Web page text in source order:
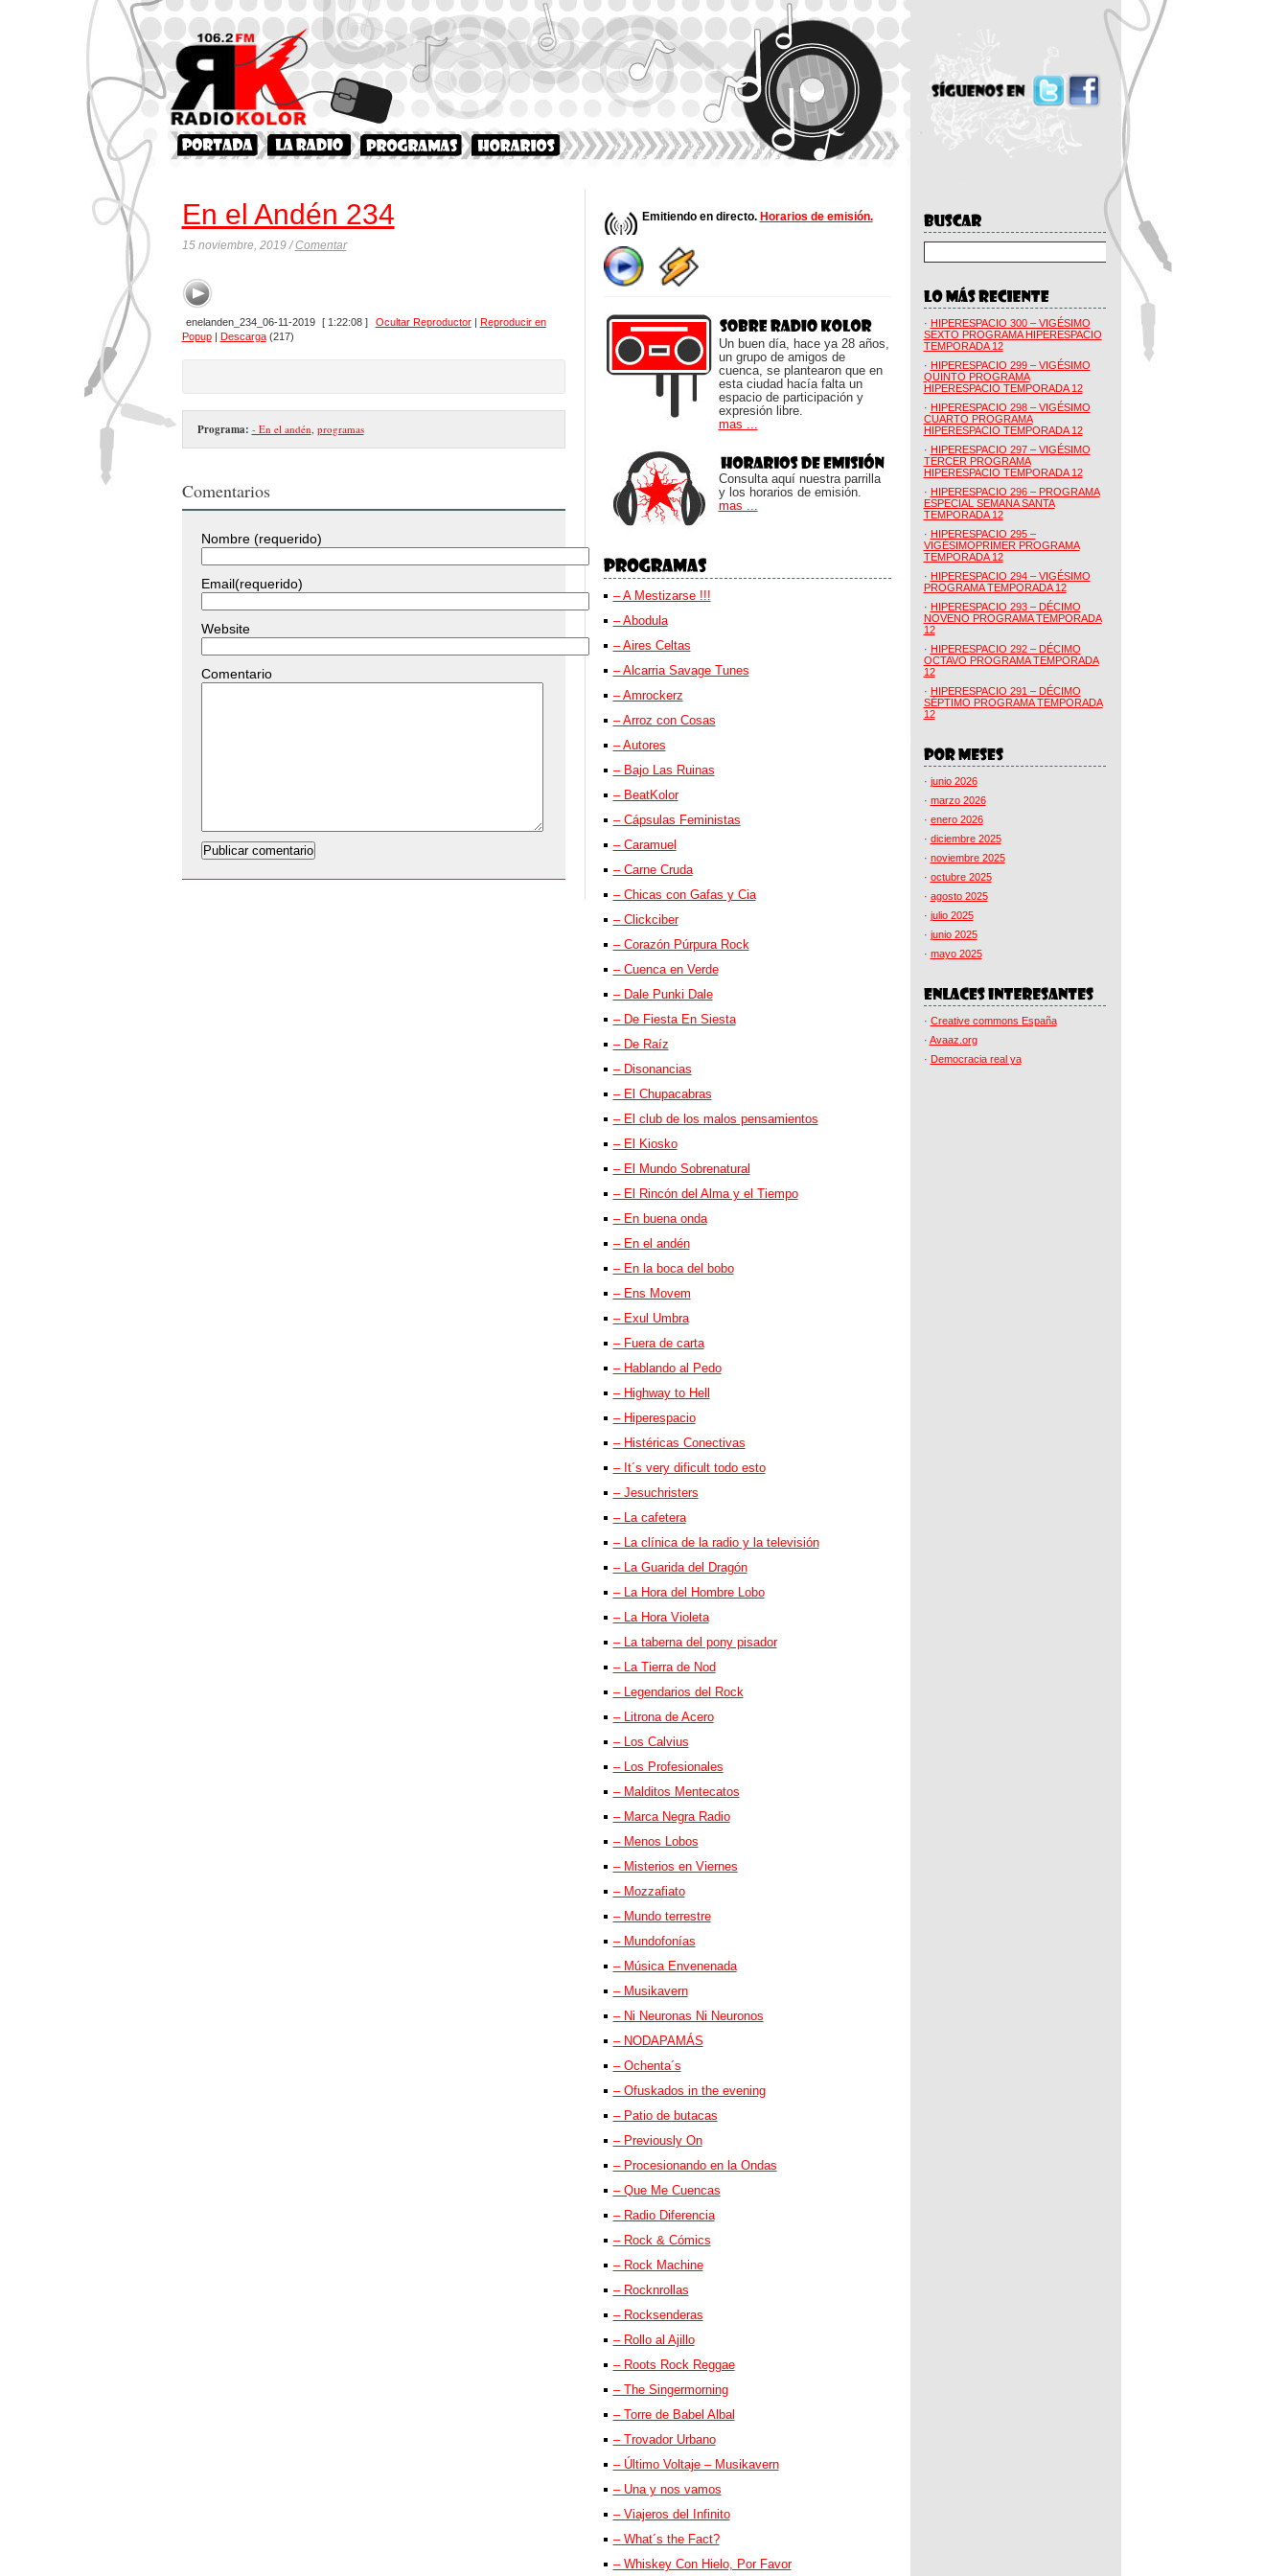
En el Andén 234
15 noviembre, 2019 /Comentar
enelanden_234_06-11-2019 [ 1:22:08 ] Ocultar Reproductor| Reproducir en
Popup| Descarga(217)
Programa: - En el andén programas
Comentarios
Nombre (requerido)
Email(requerido)
Website
Comentario
Emitiendo en directo. Horarios de emisión.
Un buen día, hace ya 28 años,
un grupo de amigos de
cuenca, se plantearon que en
esta ciudad hacía falta un
espacio de participación y
expresión libre.
mas ...
Consulta aquí nuestra parrilla
y los horarios de emisión.
mas ...
– A Mestizarse !!!
– Abodula
– Aires Celtas
– Alcarria Savage Tunes
– Amrockerz
– Arroz con Cosas
– Autores
– Bajo Las Ruinas
– BeatKolor
– Cápsulas Feministas
– Caramuel
– Carne Cruda
– Chicas con Gafas y Cia
– Clickciber
– Corazón Púrpura Rock
– Cuenca en Verde
– Dale Punki Dale
– De Fiesta En Siesta
– De Raíz
– Disonancias
– El Chupacabras
– El club de los malos pensamientos
– El Kiosko
– El Mundo Sobrenatural
– El Rincón del Alma y el Tiempo
– En buena onda
– En el andén
– En la boca del bobo
– Ens Movem
– Exul Umbra
– Fuera de carta
– Hablando al Pedo
– Highway to Hell
– Hiperespacio
– Histéricas Conectivas
– It´s very dificult todo esto
– Jesuchristers
– La cafetera
– La clínica de la radio y la televisión
– La Guarida del Dragón
– La Hora del Hombre Lobo
– La Hora Violeta
– La taberna del pony pisador
– La Tierra de Nod
– Legendarios del Rock
– Litrona de Acero
– Los Calvius
– Los Profesionales
– Malditos Mentecatos
– Marca Negra Radio
– Menos Lobos
– Misterios en Viernes
– Mozzafiato
– Mundo terrestre
– Mundofonías
– Música Envenenada
– Musikavern
– Ni Neuronas Ni Neuronos
– NODAPAMÁS
– Ochenta´s
– Ofuskados in the evening
– Patio de butacas
– Previously On
– Procesionando en la Ondas
– Que Me Cuencas
– Radio Diferencia
– Rock & Cómics
– Rock Machine
– Rocknrollas
– Rocksenderas
– Rollo al Ajillo
– Roots Rock Reggae
– The Singermorning
– Torre de Babel Albal
– Trovador Urbano
– Último Voltaje – Musikavern
– Una y nos vamos
– Viajeros del Infinito
– What´s the Fact?
– Whiskey Con Hielo, Por Favor
· HIPERESPACIO 300 – VIGÉSIMO
SEXTO PROGRAMA HIPERESPACIO
TEMPORADA 12
· HIPERESPACIO 299 – VIGÉSIMO
QUINTO PROGRAMA
HIPERESPACIO TEMPORADA 12
· HIPERESPACIO 298 – VIGÉSIMO
CUARTO PROGRAMA
HIPERESPACIO TEMPORADA 12
· HIPERESPACIO 297 – VIGÉSIMO
TERCER PROGRAMA
HIPERESPACIO TEMPORADA 12
· HIPERESPACIO 296 – PROGRAMA
ESPECIAL SEMANA SANTA
TEMPORADA 12
· HIPERESPACIO 295 –
VIGÉSIMOPRIMER PROGRAMA
TEMPORADA 12
· HIPERESPACIO 294 – VIGÉSIMO
PROGRAMA TEMPORADA 12
· HIPERESPACIO 293 – DÉCIMO
NOVENO PROGRAMA TEMPORADA
12
· HIPERESPACIO 292 – DÉCIMO
OCTAVO PROGRAMA TEMPORADA
12
· HIPERESPACIO 291 – DÉCIMO
SÉPTIMO PROGRAMA TEMPORADA
12
· junio 2026
· marzo 2026
· enero 2026
· diciembre 2025
· noviembre 2025
· octubre 2025
· agosto 2025
· julio 2025
· junio 2025
· mayo 2025
· Creative commons España
· Avaaz.org
· Democracia real ya